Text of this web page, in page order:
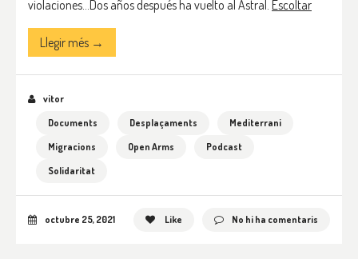
violaciones…Dos años después ha vuelto al Astral. Escoltar
Llegir més →
vitor
Documents
Desplaçaments
Mediterrani
Migracions
Open Arms
Podcast
Solidaritat
octubre 25, 2021 Like No hi ha comentaris